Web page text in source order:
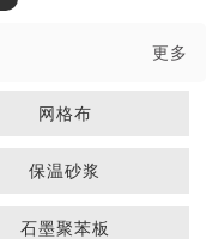
更多
网格布
保温砂浆
石墨聚苯板